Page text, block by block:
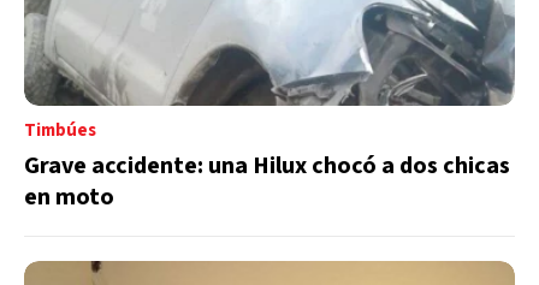
Timbúes
Grave accidente: una Hilux chocó a dos chicas
en moto